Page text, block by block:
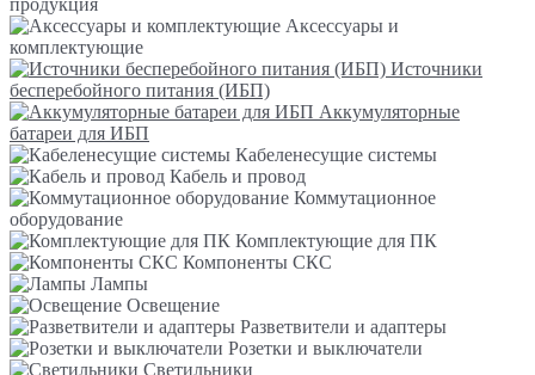
Аксессуары и
комплектующие
Источники
бесперебойного питания (ИБП)
Аккумуляторные
батареи для ИБП
Кабеленесущие системы
Кабель и провод
Коммутационное
оборудование
Комплектующие для ПК
Компоненты СКС
Лампы
Освещение
Разветвители и адаптеры
Розетки и выключатели
Светильники